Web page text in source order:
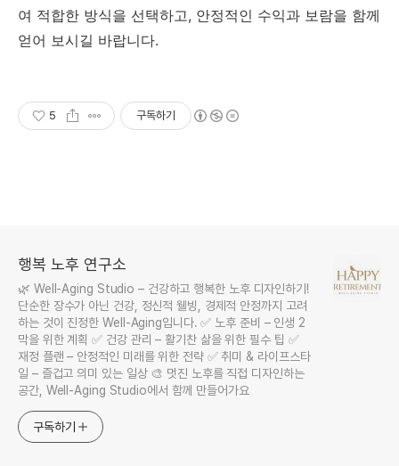
여 적합한 방식을 선택하고, 안정적인 수익과 보람을 함께
얻어 보시길 바랍니다.
5 구독하기
행복 노후 연구소
🌿 Well-Aging Studio – 건강하고 행복한 노후 디자인하기!
단순한 장수가 아닌 건강, 정신적 웰빙, 경제적 안정까지 고려
하는 것이 진정한 Well-Aging입니다. ✅ 노후 준비 – 인생 2
막을 위한 계획 ✅ 건강 관리 – 활기찬 삶을 위한 필수 팁 ✅
재정 플랜 – 안정적인 미래를 위한 전략 ✅ 취미 & 라이프스타
일 – 즐겁고 의미 있는 일상 🎨 멋진 노후를 직접 디자인하는
공간, Well-Aging Studio에서 함께 만들어가요
구독하기